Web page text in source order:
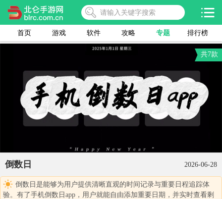
首页 游戏 软件 攻略 专题 排行榜
共7款
倒数日 2026-06-28
倒数日是能够为用户提供清晰直观的时间记录与重要日程追踪体
验。有了手机倒数日app，用户就能自由添加重要日期，并实时查看剩